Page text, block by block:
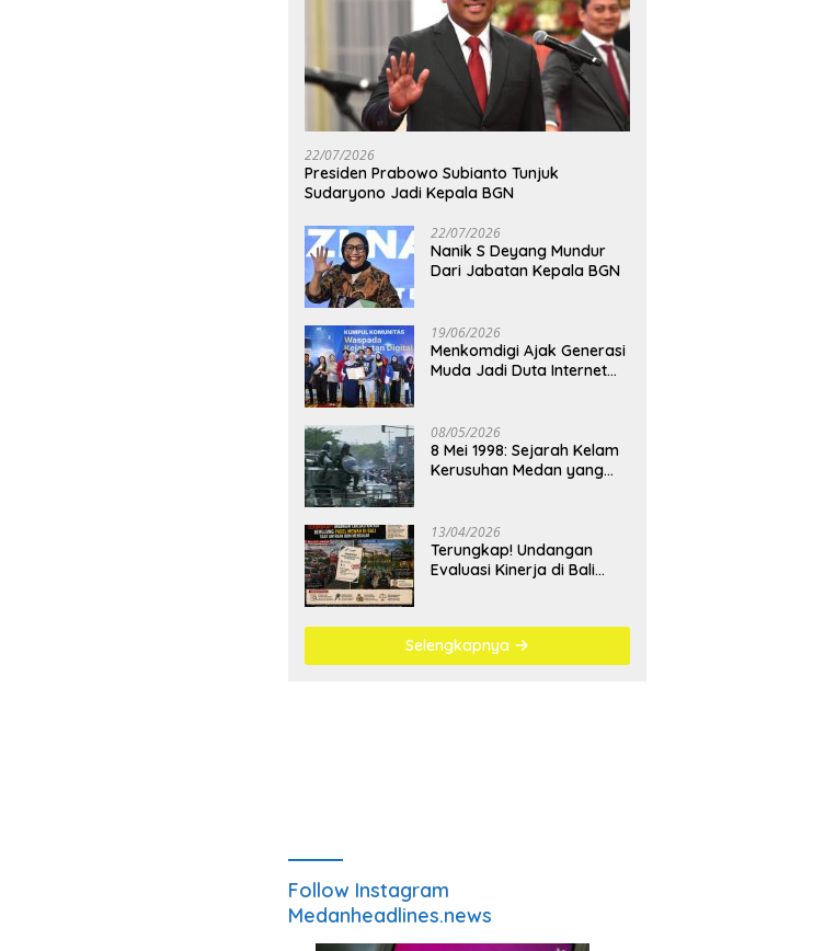
22/07/2026
Presiden Prabowo Subianto Tunjuk
Sudaryono Jadi Kepala BGN
22/07/2026
Nanik S Deyang Mundur
Dari Jabatan Kepala BGN
19/06/2026
Menkomdigi Ajak Generasi
Muda Jadi Duta Internet
08/05/2026
8 Mei 1998: Sejarah Kelam
Kerusuhan Medan yang
13/04/2026
Terungkap! Undangan
Evaluasi Kinerja di Bali
Mengular
Selengkapnya
Follow Instagram
Medanheadlines.news